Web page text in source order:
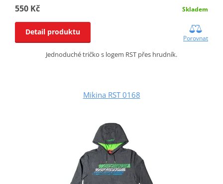
550 Kč Skladem
Detail produktu
Porovnat
Jednoduché tričko s logem RST přes hrudník.
Mikina RST 0168